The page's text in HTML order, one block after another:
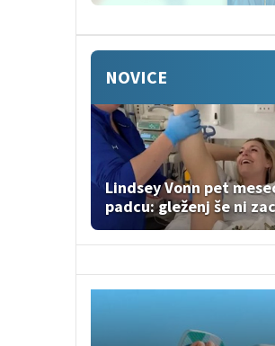
NOVICE
Lindsey Vonn pet
padcu: gleženj še ni